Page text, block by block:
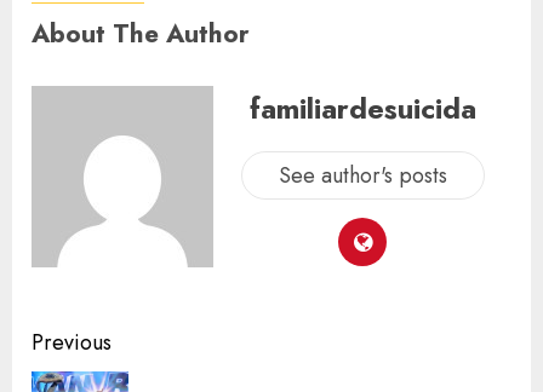
About The Author
familiardesuicida
See author's posts
Previous